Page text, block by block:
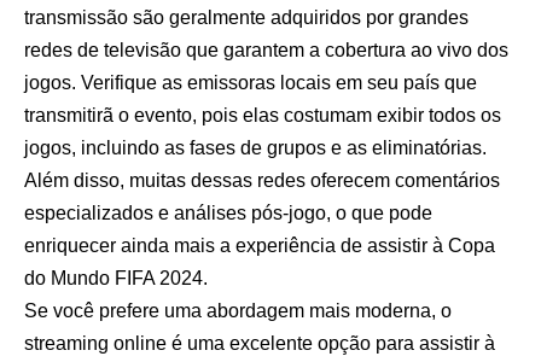
transmissão são geralmente adquiridos por grandes
redes de televisão que garantem a cobertura ao vivo dos
jogos. Verifique as emissoras locais em seu país que
transmitirã o evento, pois elas costumam exibir todos os
jogos, incluindo as fases de grupos e as eliminatórias.
Além disso, muitas dessas redes oferecem comentários
especializados e análises pós-jogo, o que pode
enriquecer ainda mais a experiência de assistir à Copa
do Mundo FIFA 2024.
Se você prefere uma abordagem mais moderna, o
streaming online é uma excelente opção para assistir à